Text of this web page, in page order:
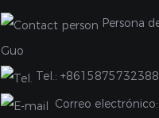
Persona
Guo
Tel.: +8615875732388
Correo electrónico: